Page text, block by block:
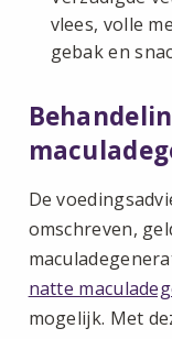
vlees, volle
gebak en
De
omschreven,
natte
mogelijk. Met